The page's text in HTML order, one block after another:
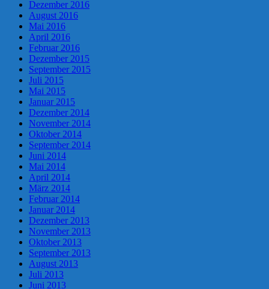
Dezember 2016
August 2016
Mai 2016
April 2016
Februar 2016
Dezember 2015
September 2015
Juli 2015
Mai 2015
Januar 2015
Dezember 2014
November 2014
Oktober 2014
September 2014
Juni 2014
Mai 2014
April 2014
März 2014
Februar 2014
Januar 2014
Dezember 2013
November 2013
Oktober 2013
September 2013
August 2013
Juli 2013
Juni 2013